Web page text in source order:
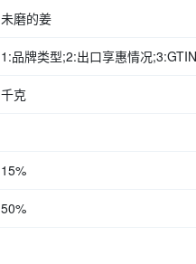
未磨的姜
1:品牌类型;2:出口享惠情况
千克
15%
50%